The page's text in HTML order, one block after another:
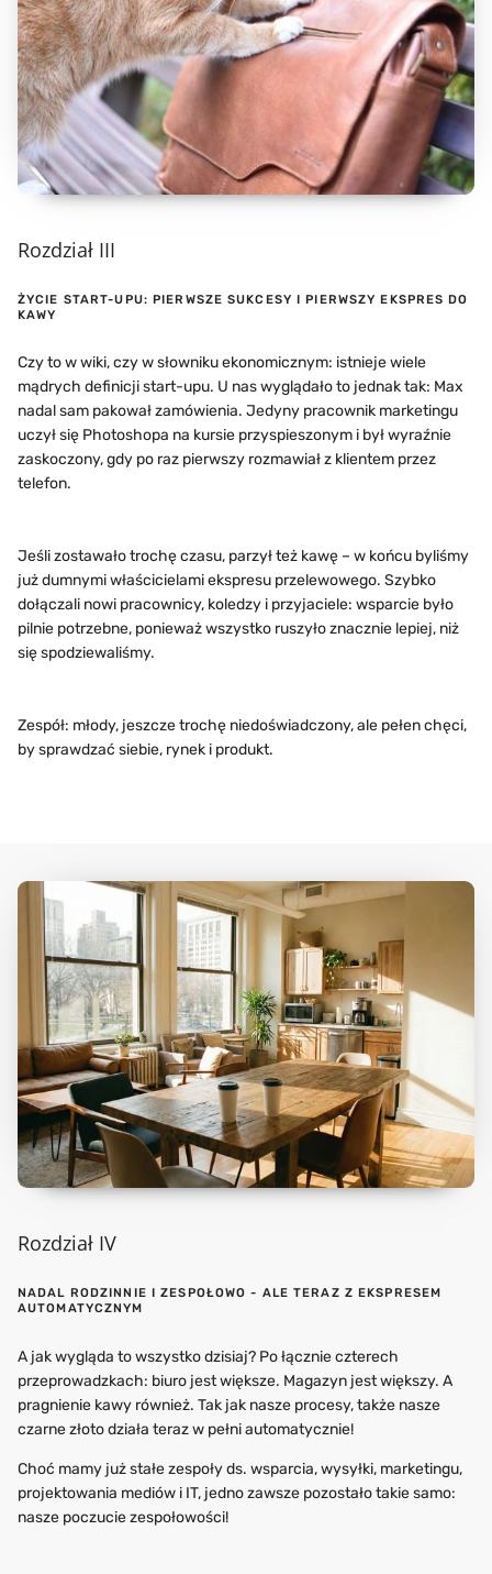
Rozdział III
ŻYCIE START-UPU: PIERWSZE SUKCESY I PIERWSZY EKSPRES DO
KAWY
Czy to w wiki, czy w słowniku ekonomicznym: istnieje wiele
mądrych definicji start-upu. U nas wyglądało to jednak tak: Max
nadal sam pakował zamówienia. Jedyny pracownik marketingu
uczył się Photoshopa na kursie przyspieszonym i był wyraźnie
zaskoczony, gdy po raz pierwszy rozmawiał z klientem przez
telefon.
Jeśli zostawało trochę czasu, parzył też kawę – w końcu byliśmy
już dumnymi właścicielami ekspresu przelewowego. Szybko
dołączali nowi pracownicy, koledzy i przyjaciele: wsparcie było
pilnie potrzebne, ponieważ wszystko ruszyło znacznie lepiej, niż
się spodziewaliśmy.
Zespół: młody, jeszcze trochę niedoświadczony, ale pełen chęci,
by sprawdzać siebie, rynek i produkt.
Rozdział IV
NADAL RODZINNIE I ZESPOŁOWO - ALE TERAZ Z EKSPRESEM
AUTOMATYCZNYM
A jak wygląda to wszystko dzisiaj? Po łącznie czterech
przeprowadzkach: biuro jest większe. Magazyn jest większy. A
pragnienie kawy również. Tak jak nasze procesy, także nasze
czarne złoto działa teraz w pełni automatycznie!
Choć mamy już stałe zespoły ds. wsparcia, wysyłki, marketingu,
projektowania mediów i IT, jedno zawsze pozostało takie samo:
nasze poczucie zespołowości!